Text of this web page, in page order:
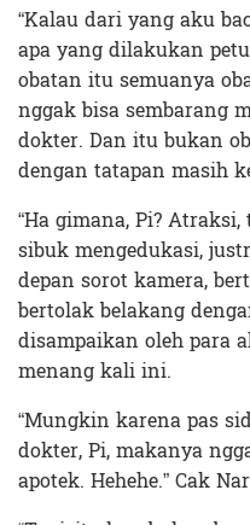
“Kalau dari yang aku
apa yang dilakukan
obatan itu semuanya
nggak bisa sembarang
dokter. Dan itu bukan
dengan tatapan masih
“Ha gimana, Pi?
sibuk mengedukasi,
depan sorot kamera,
bertolak belakang
disampaikan oleh para
menang kali ini.
“Mungkin karena pas
dokter, Pi, makanya
apotek. Hehehe.” Cak